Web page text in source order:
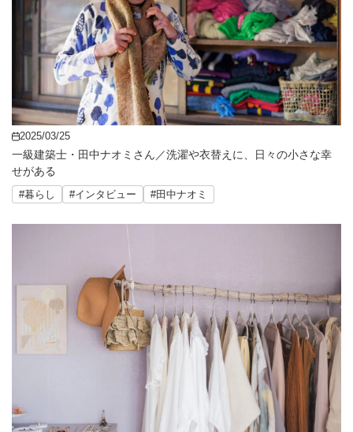
2025/03/25
一級建築士・田中ナオミさん／洗濯や衣替えに、日々の小さな幸
せがある
#暮らし #インタビュー #田中ナオミ